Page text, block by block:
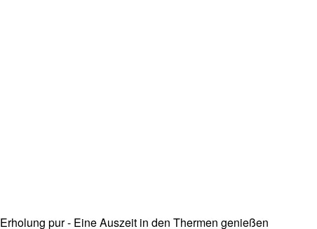
Erholung pur - Eine Auszeit in den Thermen genießen